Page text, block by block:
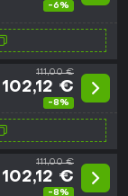
-6%
111,00 €
102,12 €
-8%
111,00 €
102,12 €
-8%